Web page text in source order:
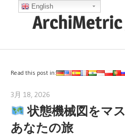
ン
ArchiMetric
Ops,
Agile
and
More
Read this post in:
3月 18, 2026
状態機械図をマ
あなたの旅
English